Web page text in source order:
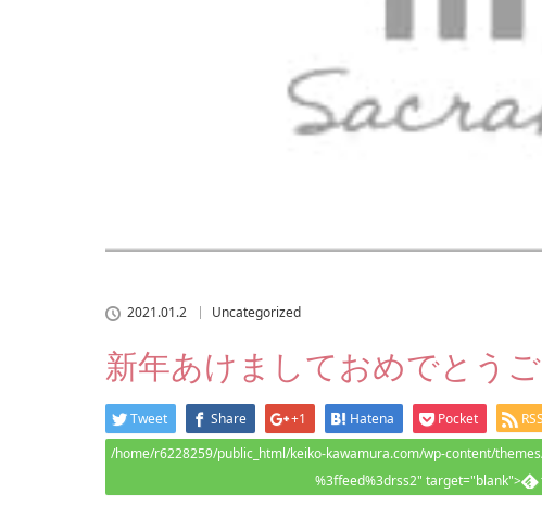
2021.01.2 Uncategorized
新年あけましておめでとう
Tweet Share +1 Hatena Pocket
RSS
/home/r6228259/public_html/keiko-kawamura.com/wp-content/
%3ffeed%3drss2" target="blank">